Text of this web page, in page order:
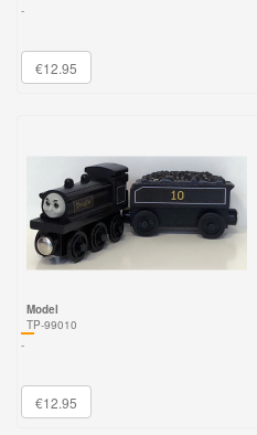
Houten
Pre-
School
Chuggington
Hot
Majorette
autos
-
€12.95
Model
TP-99010
-
€12.95